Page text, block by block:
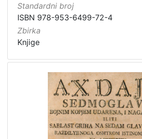
Standardni broj
ISBN 978-953-6499-72-4
Zbirka
Knjige